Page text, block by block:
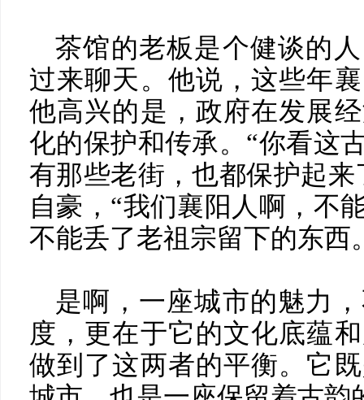
茶馆的老板是个健谈的
过来聊天。他说，这些年
他高兴的是，政府在发展
化的保护和传承。“你看这
有那些老街，也都保护起
自豪，“我们襄阳人啊，不
不能丢了老祖宗留下的东西
是啊，一座城市的魅力
度，更在于它的文化底蕴
做到了这两者的平衡。它